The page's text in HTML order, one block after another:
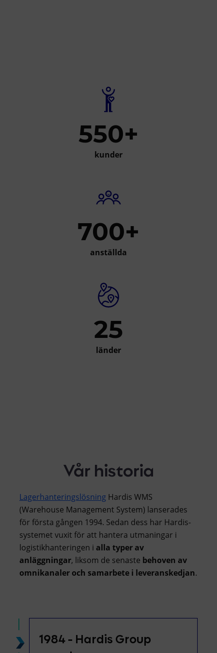
550+
kunder
700+
anställda
25
länder
Vår historia
Lagerhanteringslösning Hardis WMS
(Warehouse Management System) lanserades
för första gången 1994. Sedan dess har Hardis-
systemet vuxit för att hantera utmaningar i
logistikhanteringen i alla typer av
anläggningar, liksom de senaste behoven av
omnikanaler och samarbete i leveranskedjan.
1984 - Hardis Group